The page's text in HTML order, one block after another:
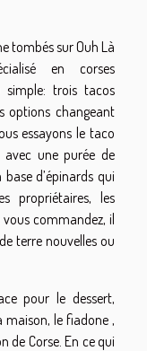
tombés sur Ouh Là
en corses
simple: trois tacos
options changeant
essayons le taco
une purée de
d’épinards qui
propriétaires, les
commandez, il
terre nouvelles ou
pour le dessert,
maison, le fiadone ,
de Corse. En ce qui